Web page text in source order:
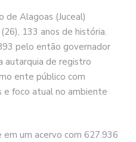
de Alagoas (Juceal)
133 anos de história.
pelo então governador
autarquia de registro
ente público com
foco atual no ambiente
um acervo com 627.936